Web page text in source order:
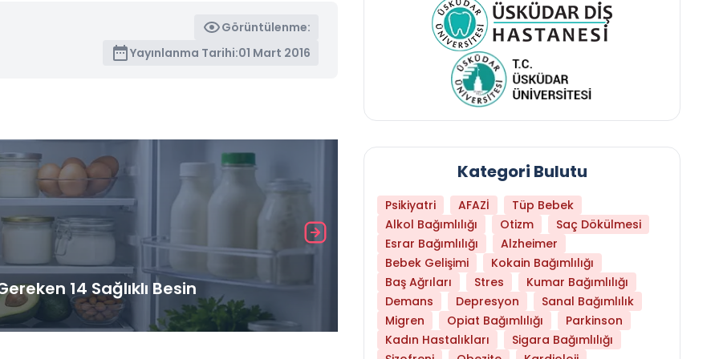
Görüntülenme:
Yayınlanma Tarihi:01 Mart 2016
14 Sağlıklı Besin Hangi Yaşta Hangi Testi Yaptırmanız
Kategori Bulutu
Psikiyatri AFAZİ
Tüp Bebek
Alkol Bağımlılığı
Otizm
Saç Dökülmesi
Esrar Bağımlılığı
Alzheimer
Bebek Gelişimi
Kokain Bağımlılığı
Baş Ağrıları
Stres
Kumar Bağımlılığı
Demans
Depresyon
Sanal Bağımlılık
Migren
Opiat Bağımlılığı
Parkinson
Kadın Hastalıkları
Sigara Bağımlılığı